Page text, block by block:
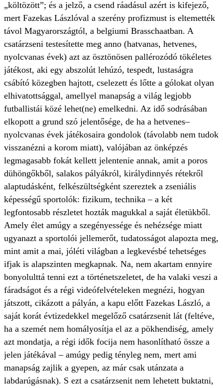
„költözött”; és a jelző, a csend ráadásul azért is kifejező,
mert Fazekas Lászlóval a szerény profizmust is eltemették
távol Magyarországtól, a belgiumi Brasschaatban. A
csatárzseni testesítette meg anno (hatvanas, hetvenes,
nyolcvanas évek) azt az ösztönösen pallérozódó tökéletes
játékost, aki egy abszolút lehúzó, tespedt, lustaságra
csábító közegben hajtott, cselezett és lőtte a gólokat olyan
elhivatottsággal, amellyel manapság a világ legjobb
futballistái közé lehet(ne) emelkedni. Az idő sodrásában
elkopott a grund szó jelentősége, de ha a hetvenes–
nyolcvanas évek játékosaira gondolok (távolabb nem tudok
visszanézni a korom miatt), valójában az önképzés
legmagasabb fokát kellett jelentenie annak, amit a poros
dühöngőkből, salakos pályákról, királydinnyés rétekről
alaptudásként, felkészültségként szereztek a zseniális
képességű sportolók: fizikum, technika – a két
legfontosabb részletet hozták magukkal a saját életükből.
Amely élet amúgy a szegényessége és nehézsége miatt
ugyanazt a sportolói jellemerőt, tudatosságot alapozta meg,
mint amit a mai, jóléti világban a legkevésbé tehetséges
ifjak is alapszinten megkapnak. Na, nem akartam ennyire
bonyolulttá tenni ezt a történetszeletet, de ha valaki veszi a
fáradságot és a régi videófelvételeken megnézi, hogyan
játszott, cikázott a pályán, a kapu előtt Fazekas László, a
saját korát évtizedekkel megelőző csatárzsenit lát (feltéve,
ha a szemét nem homályosítja el az a pökhendiség, amely
azt mondatja, a régi idők focija nem hasonlítható össze a
jelen játékával – amúgy pedig tényleg nem, mert ami
manapság zajlik a gyepen, az már csak utánzata a
labdarúgásnak). S ezt a csatárzsenit nem lehetett buktatni,